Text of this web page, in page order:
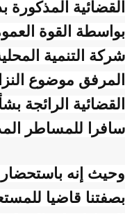
القضائية المذكورة
بواسطة القوة
شركة التنمية
المرفق موضوع
القضائية الرائجة
سافرا للمساطر
وحيث إنه
بصفتنا قاضيا